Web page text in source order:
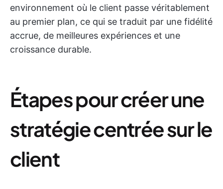
environnement où le client passe véritablement
au premier plan, ce qui se traduit par une fidélité
accrue, de meilleures expériences et une
croissance durable.
Étapes pour créer une
stratégie centrée sur le
client